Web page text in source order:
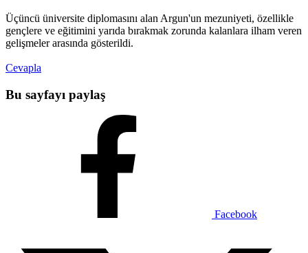
Üçüncü üniversite diplomasını alan Argun'un mezuniyeti, özellikle
gençlere ve eğitimini yarıda bırakmak zorunda kalanlara ilham veren
gelişmeler arasında gösterildi.
Cevapla
Bu sayfayı paylaş
Facebook